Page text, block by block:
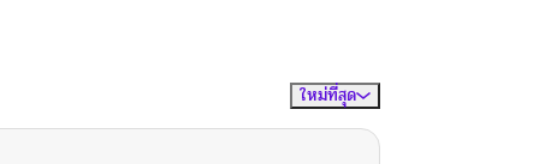
ใหม่ที่สุด